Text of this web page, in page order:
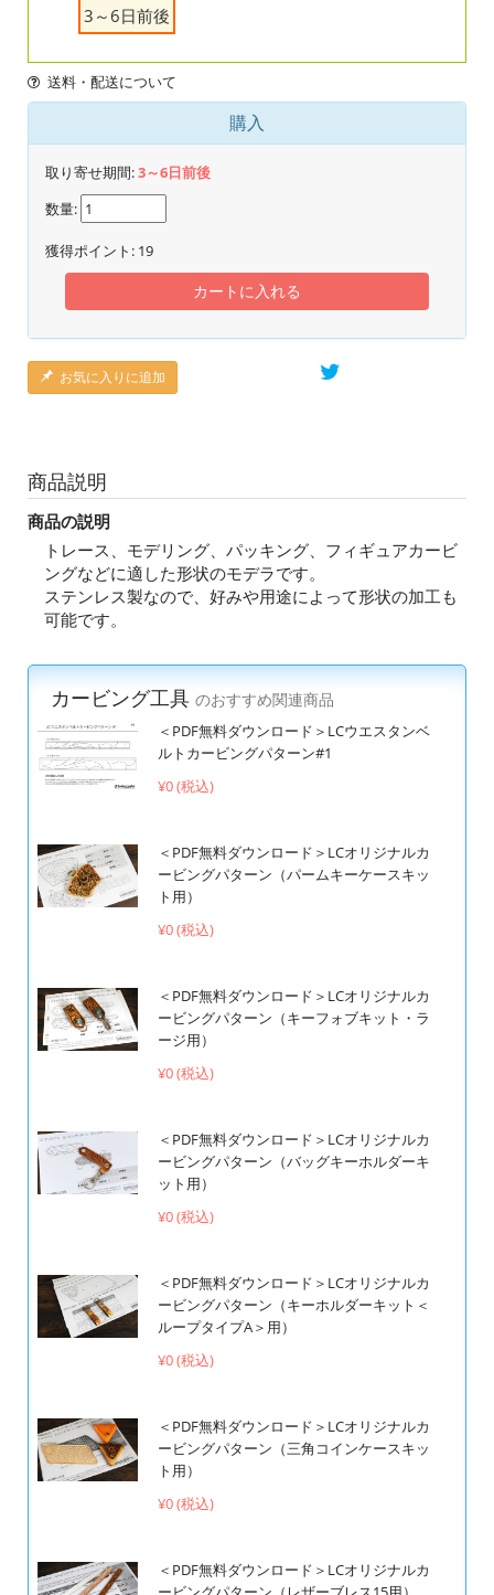
3～6日前後
送料・配送について
購入
取り寄せ期間:3～6日前後
数量:
獲得ポイント: 19
カートに入れる
お気に入りに追加
商品説明
商品の説明
トレース、モデリング、パッキング、フィギュアカービ
ングなどに適した形状のモデラです。
ステンレス製なので、好みや用途によって形状の加工も
可能です。
カービング工具 のおすすめ関連商品
＜PDF無料ダウンロード＞LCウエスタンベ
ルトカービングパターン#1
¥0 (税込)
＜PDF無料ダウンロード＞LCオリジナルカ
ービングパターン（パームキーケースキッ
ト用）
¥0 (税込)
＜PDF無料ダウンロード＞LCオリジナルカ
ービングパターン（キーフォブキット・ラ
ージ用）
¥0 (税込)
＜PDF無料ダウンロード＞LCオリジナルカ
ービングパターン（バッグキーホルダーキ
ット用）
¥0 (税込)
＜PDF無料ダウンロード＞LCオリジナルカ
ービングパターン（キーホルダーキット＜
ループタイプA＞用）
¥0 (税込)
＜PDF無料ダウンロード＞LCオリジナルカ
ービングパターン（三角コインケースキッ
ト用）
¥0 (税込)
＜PDF無料ダウンロード＞LCオリジナルカ